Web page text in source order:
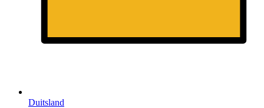
Duitsland